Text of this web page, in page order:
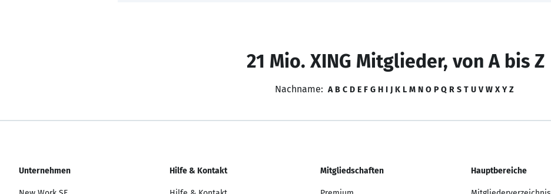
21 Mio. XING Mitglieder, von A bis Z
Nachname: A B C D E F G H I J K L M N O P Q R S T U V W X Y Z
Unternehmen Hilfe & Kontakt Mitgliedschaften Hauptbereiche